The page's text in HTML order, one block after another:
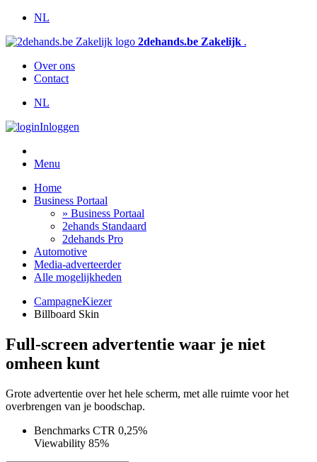
NL
2dehands.be Zakelijk .
Over ons
Contact
NL
Inloggen
Menu
Home
Business Portaal
» Business Portaal
2ehands Standaard
2dehands Pro
Automotive
Media-adverteerder
Alle mogelijkheden
CampagneKiezer
Billboard Skin
Full-screen advertentie waar je niet
omheen kunt
Grote advertentie over het hele scherm, met alle ruimte voor het
overbrengen van je boodschap.
Benchmarks CTR 0,25%
Viewability 85%